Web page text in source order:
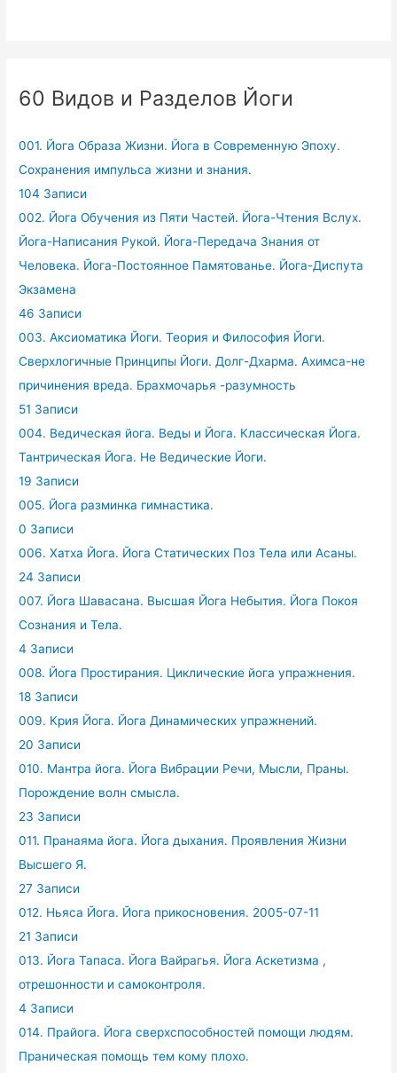
60 Видов и Разделов Йоги
001. Йога Образа Жизни. Йога в Современную Эпоху.
Сохранения импульса жизни и знания.
104 Записи
002. Йога Обучения из Пяти Частей. Йога-Чтения Вслух.
Йога-Написания Рукой. Йога-Передача Знания от
Человека. Йога-Постоянное Памятованье. Йога-Диспута
Экзамена
46 Записи
003. Аксиоматика Йоги. Теория и Философия Йоги.
Сверхлогичные Принципы Йоги. Долг-Дхарма. Ахимса-не
причинения вреда. Брахмочарья -разумность
51 Записи
004. Ведическая йога. Веды и Йога. Классическая Йога.
Тантрическая Йога. Не Ведические Йоги.
19 Записи
005. Йога разминка гимнастика.
0 Записи
006. Хатха Йога. Йога Статических Поз Тела или Асаны.
24 Записи
007. Йога Шавасана. Высшая Йога Небытия. Йога Покоя
Сознания и Тела.
4 Записи
008. Йога Простирания. Циклические йога упражнения.
18 Записи
009. Крия Йога. Йога Динамических упражнений.
20 Записи
010. Мантра йога. Йога Вибрации Речи, Мысли, Праны.
Порождение волн смысла.
23 Записи
011. Пранаяма йога. Йога дыхания. Проявления Жизни
Высшего Я.
27 Записи
012. Ньяса Йога. Йога прикосновения. 2005-07-11
21 Записи
013. Йога Тапаса. Йога Вайрагья. Йога Аскетизма ,
отрешонности и самоконтроля.
4 Записи
014. Прайога. Йога сверхспособностей помощи людям.
Праническая помощь тем кому плохо.